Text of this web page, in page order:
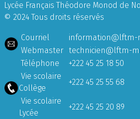
Lycée Français Théodore Monod de
© 2024 Tous droits réservés
Courriel
information@lftm-
Webmaster technicien@lftm-
Téléphone
+222 45 25 18 50
Vie scolaire
Collège
+222 45 25 55 68
Vie scolaire
Lycée
+222 45 25 20 89